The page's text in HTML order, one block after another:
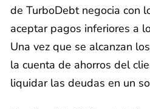
de TurboDebt negocia con
aceptar pagos inferiores a
Una vez que se alcanzan
la cuenta de ahorros del
liquidar las deudas en un